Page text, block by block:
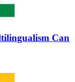
Can